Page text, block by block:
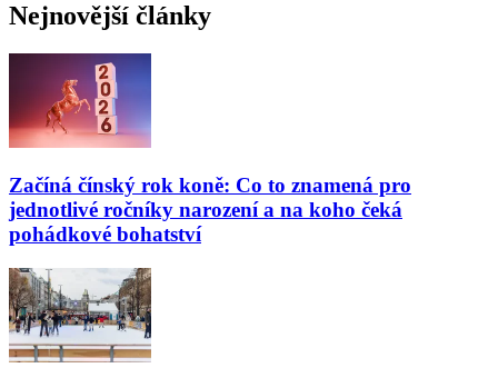
Nejnovější články
Začíná čínský rok koně: Co to znamená pro
jednotlivé ročníky narození a na koho čeká
pohádkové bohatství